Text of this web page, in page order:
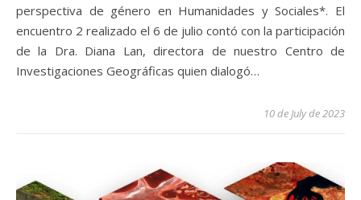
perspectiva de género en Humanidades y Sociales*. El
encuentro 2 realizado el 6 de julio contó con la participación
de la Dra. Diana Lan, directora de nuestro Centro de
Investigaciones Geográficas quien dialogó…
10 de July de 2023